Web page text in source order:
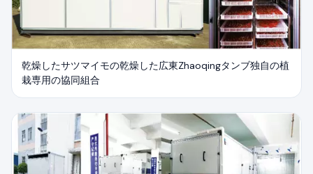
乾燥したサツマイモの乾燥した広東Zhaoqingタンブ独自の植
栽専用の協同組合